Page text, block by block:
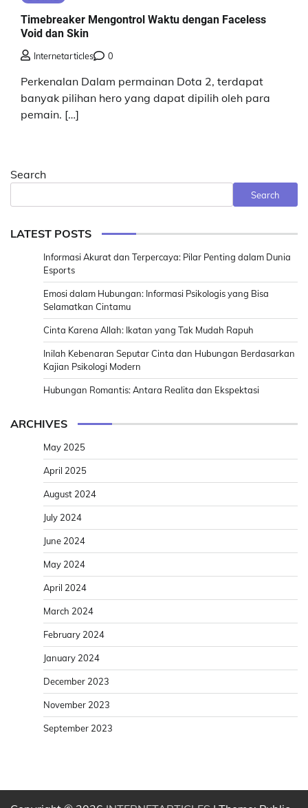
Timebreaker Mengontrol Waktu dengan Faceless
Void dan Skin
Internetarticles 0
Perkenalan Dalam permainan Dota 2, terdapat
banyak pilihan hero yang dapat dipilih oleh para
pemain. […]
Search
Search
LATEST POSTS
Informasi Akurat dan Terpercaya: Pilar Penting dalam Dunia
Esports
Emosi dalam Hubungan: Informasi Psikologis yang Bisa
Selamatkan Cintamu
Cinta Karena Allah: Ikatan yang Tak Mudah Rapuh
Inilah Kebenaran Seputar Cinta dan Hubungan Berdasarkan
Kajian Psikologi Modern
Hubungan Romantis: Antara Realita dan Ekspektasi
ARCHIVES
May 2025
April 2025
August 2024
July 2024
June 2024
May 2024
April 2024
March 2024
February 2024
January 2024
December 2023
November 2023
September 2023